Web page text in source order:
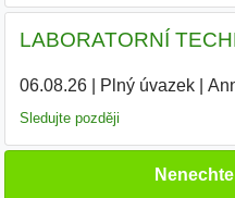
LABORATORNÍ
06.08.26| Plný úvazek|
Sledujte později